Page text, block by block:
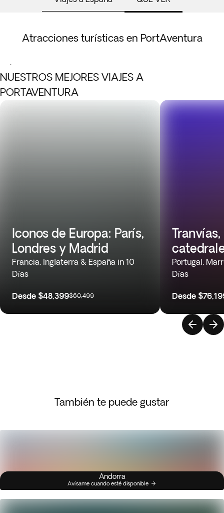
Atracciones turísticas en PortAventura
.
NUESTROS MEJORES VIAJES A
PORTAVENTURA
Iconos de Europa: París,
Londres y Madrid
Francia, Inglaterra & España in 10
Días
Desde $48,399$60,499
Portugal,
Días
Desde
También te puede gustar
Andorra
Avísame cuando esté disponible